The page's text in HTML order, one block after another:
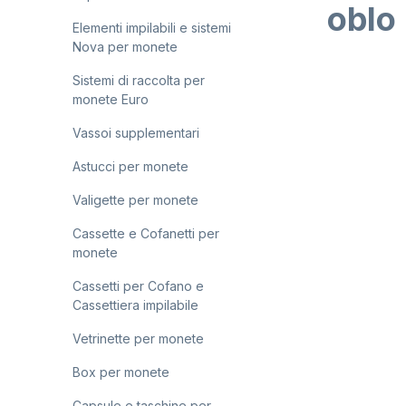
Elementi impilabili e sistemi
Nova per monete
Sistemi di raccolta per
monete Euro
Vassoi supplementari
Astucci per monete
Valigette per monete
Cassette e Cofanetti per
monete
Cassetti per Cofano e
Cassettiera impilabile
Vetrinette per monete
Box per monete
oblo